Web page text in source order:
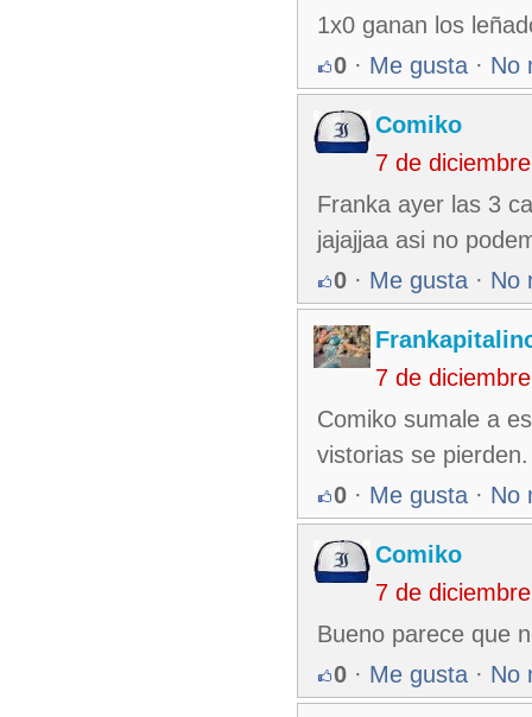
1x0 ganan los
0 · Me gusta · No
Comiko
7 de
Franka ayer las 3
jajajjaa asi no
0 · Me gusta · No
7 de
Comiko sumale a
vistorias se
0 · Me gusta · No
Comiko
7 de
Bueno parece que
0 · Me gusta · No